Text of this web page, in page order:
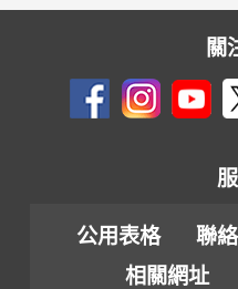
關
公用表格 聯
相關網址